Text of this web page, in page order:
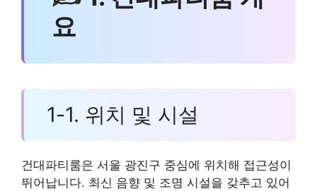
요
1-1. 위치 및 시설
건대파티룸은 서울 광진구 중심에 위치해 접근성이
뛰어납니다. 최신 음향 및 조명 시설을 갖추고 있어